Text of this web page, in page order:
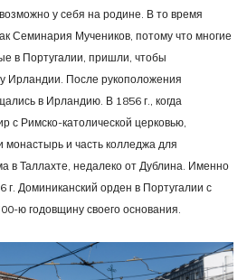
у себя на родине. В то время
Семинария Мучеников, потому что многие
в Португалии, пришли, чтобы
Ирландии. После рукоположения
в Ирландию. В 1856 г., когда
с Римско-католической церковью,
и часть колледжа для
в Таллахте, недалеко от Дублина. Именно
г. Доминиканский орден в Португалии с
ю годовщину своего основания.